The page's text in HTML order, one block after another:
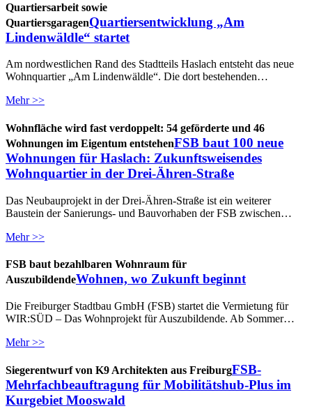
Quartiersarbeit sowie
QuartiersgaragenQuartiersentwicklung „Am
Lindenwäldle“ startet
Am nordwestlichen Rand des Stadtteils Haslach entsteht das neue
Wohnquartier „Am Lindenwäldle“. Die dort bestehenden…
Mehr >>
Wohnfläche wird fast verdoppelt: 54 geförderte und 46
Wohnungen im Eigentum entstehenFSB baut 100 neue
Wohnungen für Haslach: Zukunftsweisendes
Wohnquartier in der Drei-Ähren-Straße
Das Neubauprojekt in der Drei-Ähren-Straße ist ein weiterer
Baustein der Sanierungs- und Bauvorhaben der FSB zwischen…
Mehr >>
FSB baut bezahlbaren Wohnraum für
AuszubildendeWohnen, wo Zukunft beginnt
Die Freiburger Stadtbau GmbH (FSB) startet die Vermietung für
WIR:SÜD – Das Wohnprojekt für Auszubildende. Ab Sommer…
Mehr >>
Siegerentwurf von K9 Architekten aus FreiburgFSB-
Mehrfachbeauftragung für Mobilitätshub-Plus im
Kurgebiet Mooswald